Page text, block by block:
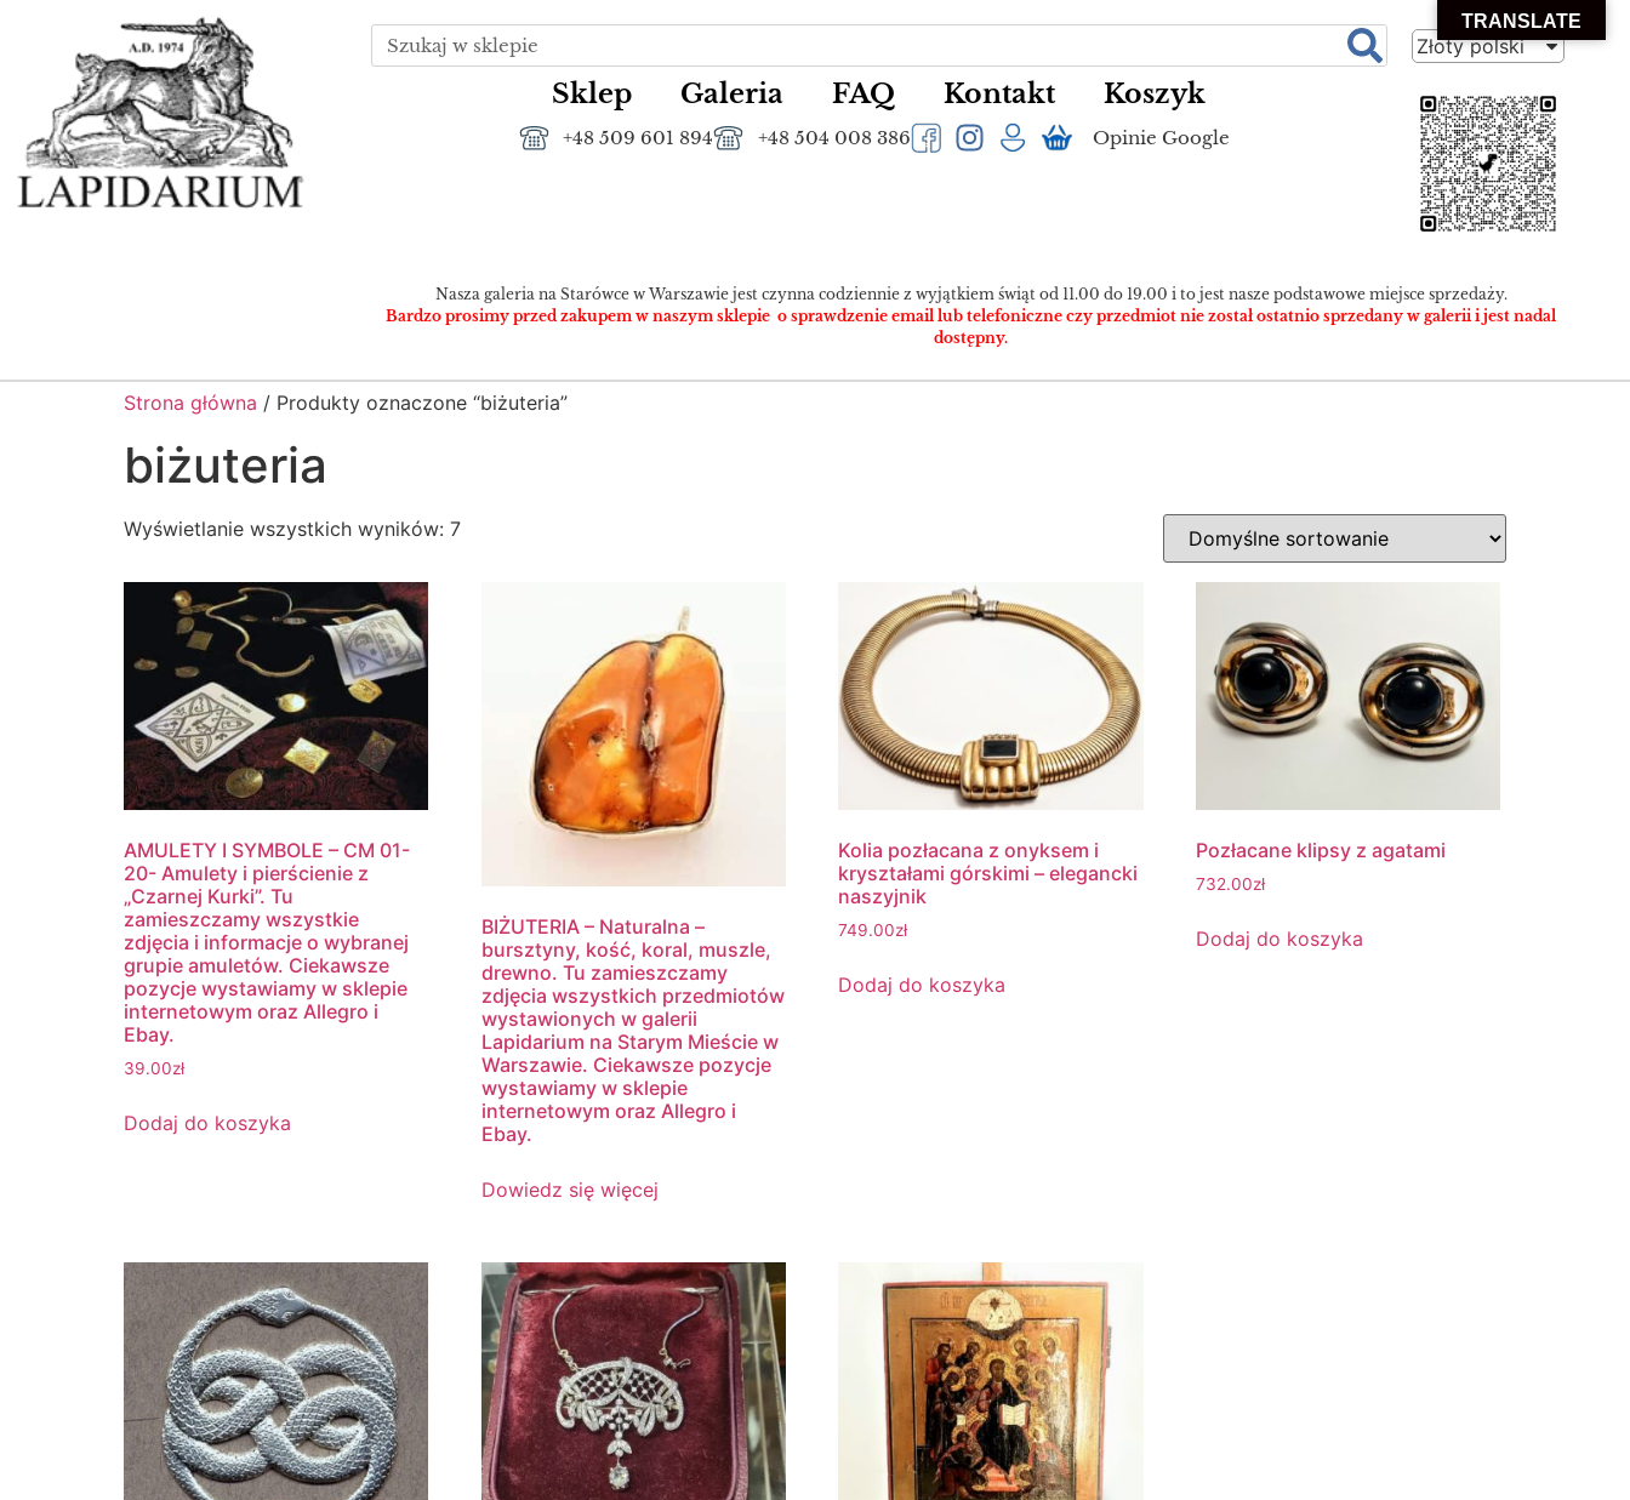
Sklep Galeria FAQ Kontakt Koszyk
+48 509 601 894 +48 504 008 386 Opinie Google
Złoty polski
Nasza galeria na Starówce w Warszawie jest czynna codziennie z wyjątkiem świąt od 11.00 do 19.00 i to jest nasze podstawowe miejsce sprzedaży.
Bardzo prosimy przed zakupem w naszym sklepie o sprawdzenie email lub telefoniczne czy przedmiot nie został ostatnio sprzedany w galerii i jest nadal
dostępny.
Strona główna / Produkty oznaczone “biżuteria”
biżuteria
Wyświetlanie wszystkich wyników: 7
AMULETY I SYMBOLE – CM 01-
20- Amulety i pierścienie z
„Czarnej Kurki”. Tu
zamieszczamy wszystkie
zdjęcia i informacje o wybranej
grupie amuletów. Ciekawsze
pozycje wystawiamy w sklepie
internetowym oraz Allegro i
Ebay.
39.00zł
Dodaj do koszyka
BIŻUTERIA – Naturalna –
bursztyny, kość, koral, muszle,
drewno. Tu zamieszczamy
zdjęcia wszystkich przedmiotów
wystawionych w galerii
Lapidarium na Starym Mieście w
Warszawie. Ciekawsze pozycje
wystawiamy w sklepie
internetowym oraz Allegro i
Ebay.
Dowiedz się więcej
Kolia pozłacana z onyksem i
kryształami górskimi – elegancki
naszyjnik
749.00zł
Dodaj do koszyka
Pozłacane klipsy z agatami
732.00zł
Dodaj do koszyka
TRANSLATE